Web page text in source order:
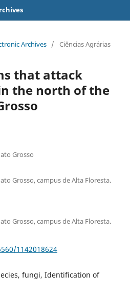
Archives / Ciências Agrárias
that attack
the north of the
Grosso
Grosso, campus de Alta Floresta.
Grosso, campus de Alta Floresta.
1142018624
fungi, Identification of